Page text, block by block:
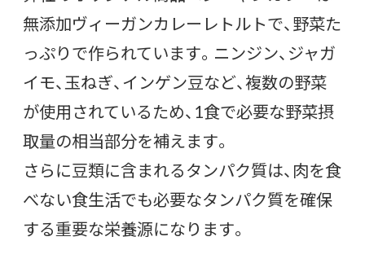
無添加ヴィーガンカレーレトルトで、野菜た
っぷりで作られています。ニンジン、ジャガ
イモ、玉ねぎ、インゲン豆など、複数の野菜
が使用されているため、1食で必要な野菜摂
取量の相当部分を補えます。
さらに豆類に含まれるタンパク質は、肉を食
べない食生活でも必要なタンパク質を確保
する重要な栄養源になります。